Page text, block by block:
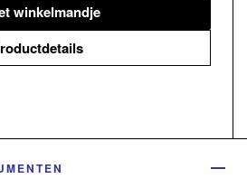
winkelmandje